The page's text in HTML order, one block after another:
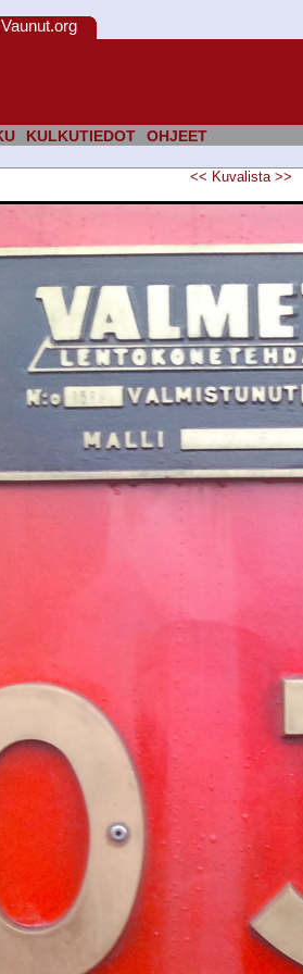
KULKUTIEDOT OHJEET
Vaunut.org
<< Kuvalista >>